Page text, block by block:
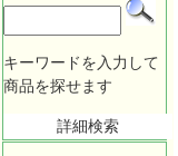
キーワードを入力して
商品を探せます
詳細検索